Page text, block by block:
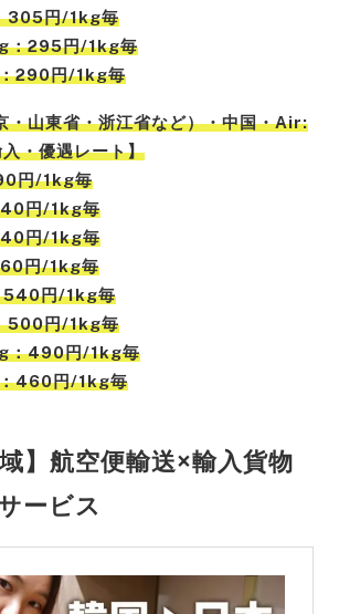
305円/1kg毎
：295円/1kg毎
円/1kg毎
・山東省・浙江省など）・中国・Air:
・優遇レート】
円/1kg毎
円/1kg毎
円/1kg毎
円/1kg毎
円/1kg毎
500円/1kg毎
：490円/1kg毎
円/1kg毎
】航空便輸送×輸入貨物
ービス